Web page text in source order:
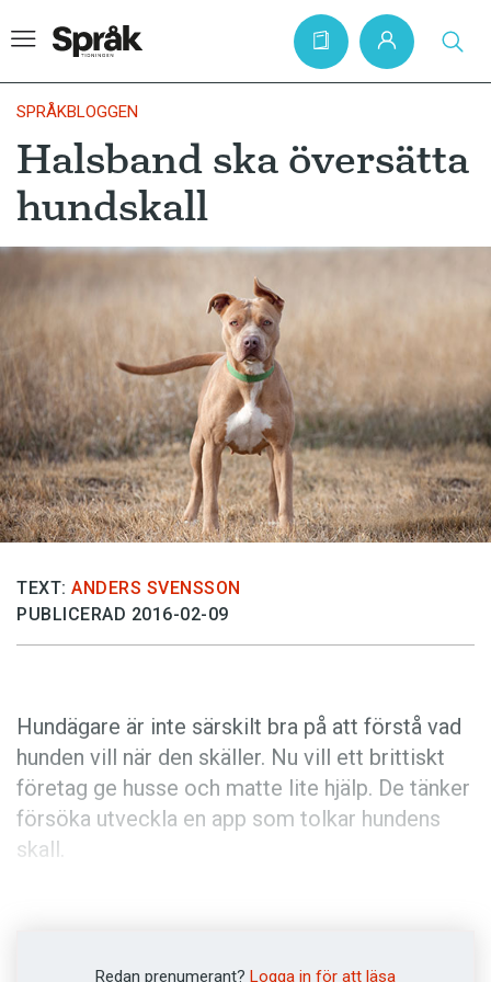
Hem
Artiklar
Krönikor
Språkfrågor
Skrivtips
Bokrecensioner
Kviss
Podden
Anmäl till språkpolisen
Föreslå nyord
Annonsera
Prenumerera
SPRÅKBLOGGEN
Halsband ska översätta
hundskall
TEXT: ANDERS SVENSSON
PUBLICERAD 2016-02-09
Hundägare är inte särskilt bra på att förstå vad
hunden vill när den skäller. Nu vill ett brittiskt
företag ge husse och matte lite hjälp. De tänker
försöka utveckla en app som tolkar hundens
skall.
människans förståelse av hundskall i
Redan prenumerant? Logga in för att läsa